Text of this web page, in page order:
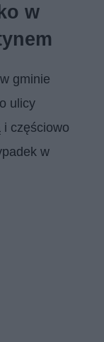
w
gminie
ulicy
i częściowo
w